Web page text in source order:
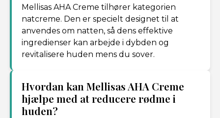
Mellisas AHA Creme tilhører kategorien
natcreme. Den er specielt designet til at
anvendes om natten, så dens effektive
ingredienser kan arbejde i dybden og
revitalisere huden mens du sover.
Hvordan kan Mellisas AHA Creme
hjælpe med at reducere rødme i
huden?